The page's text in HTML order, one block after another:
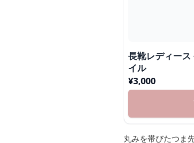
長靴レディー
イル
¥3,000
丸みを帯びたつま